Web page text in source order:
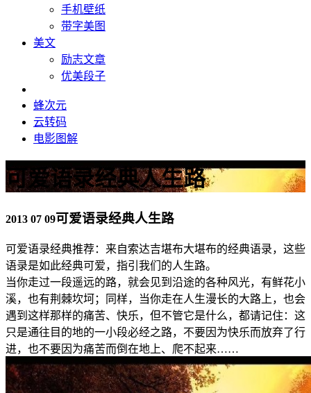
手机壁纸
带字美图
美文
励志文章
优美段子
蜂次元
云转码
电影图解
可爱语录经典人生路
2013 07 09可爱语录经典人生路
可爱语录经典推荐：来自索达吉堪布大堪布的经典语录，这些
语录是如此经典可爱，指引我们的人生路。
当你走过一段遥远的路，就会见到沿途的各种风光，有鲜花小
溪，也有荆棘坎坷；同样，当你走在人生漫长的大路上，也会
遇到这样那样的痛苦、快乐，但不管它是什么，都请记住：这
只是通往目的地的一小段必经之路，不要因为快乐而放弃了行
进，也不要因为痛苦而倒在地上、爬不起来……